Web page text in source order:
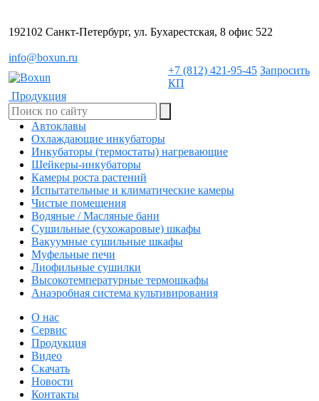
192102 Санкт-Петербург, ул. Бухарестская, 8 офис 522
info@boxun.ru
Продукция
Автоклавы
Охлаждающие инкубаторы
Инкубаторы (термостаты) нагревающие
Шейкеры-инкубаторы
Камеры роста растений
Испытательные и климатические камеры
Чистые помещения
Водяные / Масляные бани
Сушильные (сухожаровые) шкафы
Вакуумные сушильные шкафы
Муфельные печи
Лиофильные сушилки
Высокотемпературные термошкафы
Анаэробная система культивирования
+7 (812) 421-95-45 Запросить
КП
О нас
Сервис
Продукция
Видео
Скачать
Новости
Контакты